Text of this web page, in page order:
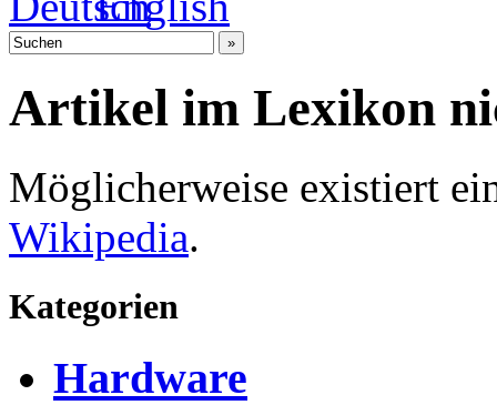
Artikel im Lexikon
Möglicherweise existiert
Wikipedia.
Kategorien
Hardware